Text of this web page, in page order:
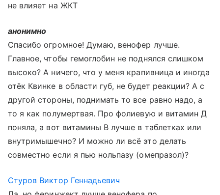
не влияет на ЖКТ
анонимно
Спасибо огромное! Думаю, венофер лучше.
Главное, чтобы гемоглобин не поднялся слишком
высоко? А ничего, что у меня крапивница и иногда
отёк Квинке в области губ, не будет реакции? А с
другой стороны, поднимать то все равно надо, а
то я как полумертвая. Про фолиевую и витамин Д
поняла, а вот витамины В лучше в таблетках или
внутримышечно? И можно ли всё это делать
совместно если я пью нольпазу (омепразол)?
Стуров Виктор Геннадьевич